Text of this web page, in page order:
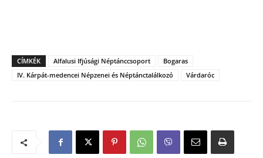
CÍMKÉK Alfalusi Ifjúsági Néptánccsoport
Bogaras
IV. Kárpát-medencei Népzenei és Néptánctalálkozó
Várdaróc